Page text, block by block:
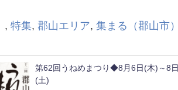
特集 郡山エリア
集まる（郡山市）
第62回うねめまつり◆8月6日(木)～8日
(土)